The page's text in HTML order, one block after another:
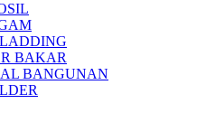
BAKAR
BANGUNAN